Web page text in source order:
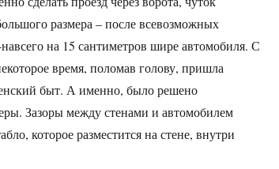
размера – после всевозможных
на 15 сантиметров шире автомобиля. С
время, поломав голову, пришла
быт. А именно, было решено
Зазоры между стенами и автомобилем
которое разместится на стене, внутри